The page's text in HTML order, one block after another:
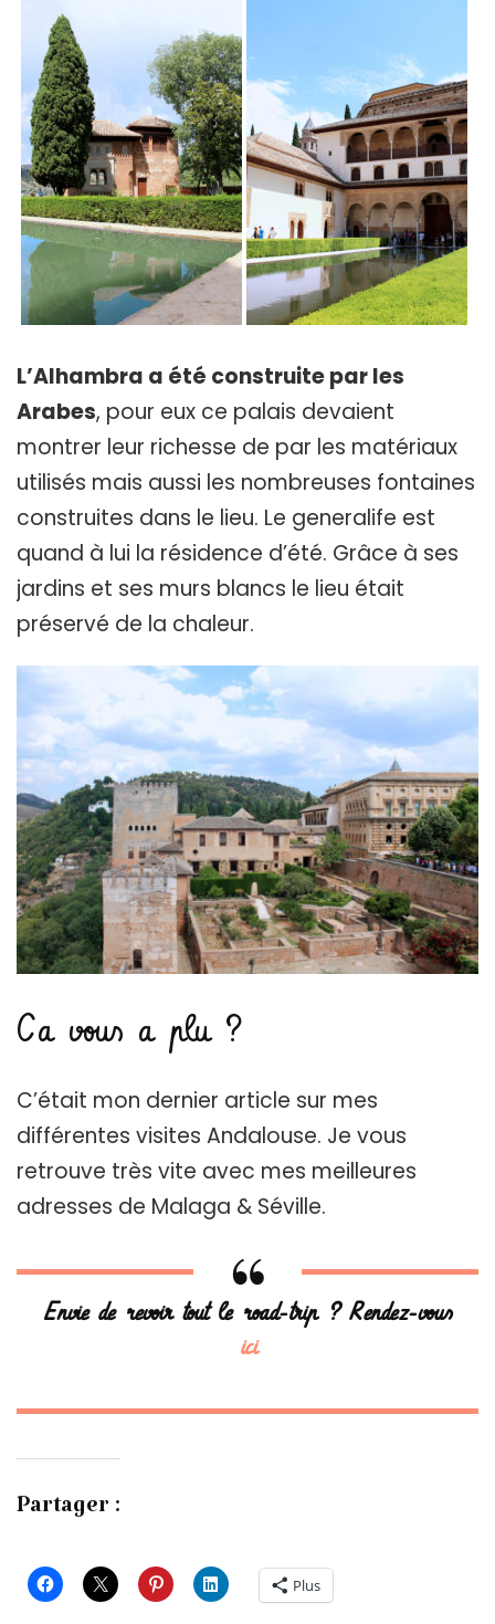
L’Alhambra a été construite par les
Arabes, pour eux ce palais devaient
montrer leur richesse de par les matériaux
utilisés mais aussi les nombreuses fontaines
construites dans le lieu. Le generalife est
quand à lui la résidence d’été. Grâce à ses
jardins et ses murs blancs le lieu était
préservé de la chaleur.
Ca vous a plu ?
C’était mon dernier article sur mes
différentes visites Andalouse. Je vous
retrouve très vite avec mes meilleures
adresses de Malaga & Séville.
Envie de revoir tout le road-trip ? Rendez-vous
ici
Partager :
Plus